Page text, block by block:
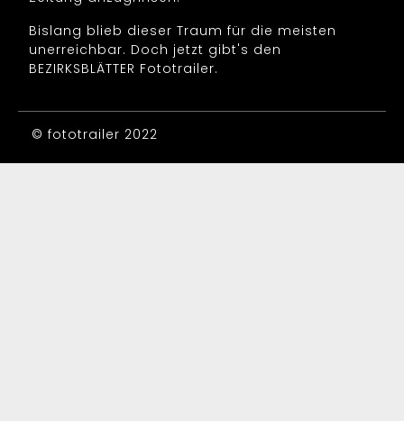
Bislang blieb dieser Traum für die meisten
unerreichbar. Doch jetzt gibt's den
BEZIRKSBLÄTTER Fototrailer.
© fototrailer 2022